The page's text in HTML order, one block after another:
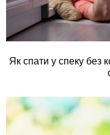
Як спати у спеку без